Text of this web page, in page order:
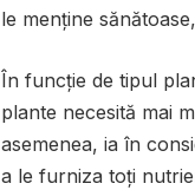
le menține
În funcție de tipul
plante necesită mai
asemenea, ia în
a le furniza toți